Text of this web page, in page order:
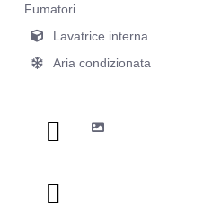
Fumatori
Lavatrice interna
Aria condizionata